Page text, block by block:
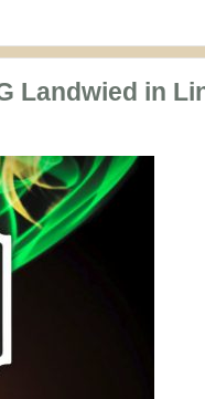
Landwied in